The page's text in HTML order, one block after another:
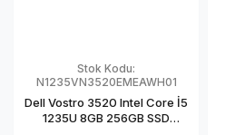
Stok Kodu:
N1235VN3520EMEAWH01
Dell Vostro 3520 Intel Core İ5
1235U 8GB 256GB SSD